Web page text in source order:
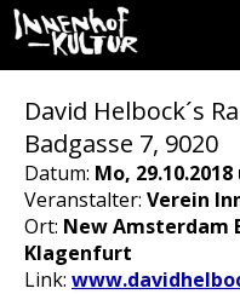
David Helbock´s
Badgasse 7, 9020
Datum: Mo,
Veranstalter: Verein
Ort: New Amsterdam
Klagenfurt
Link: